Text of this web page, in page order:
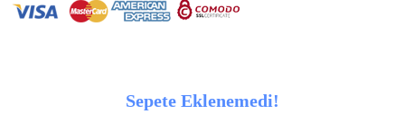
Sepete Eklenemedi!